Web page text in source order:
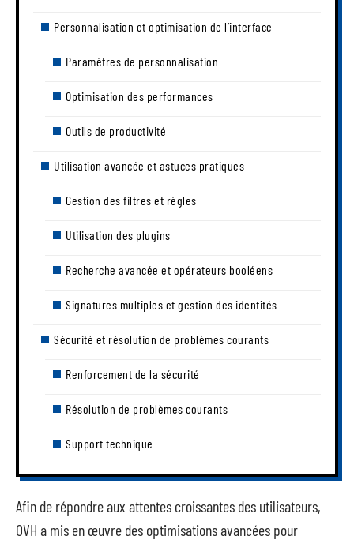
Personnalisation et optimisation de l’interface
Paramètres de personnalisation
Optimisation des performances
Outils de productivité
Utilisation avancée et astuces pratiques
Gestion des filtres et règles
Utilisation des plugins
Recherche avancée et opérateurs booléens
Signatures multiples et gestion des identités
Sécurité et résolution de problèmes courants
Renforcement de la sécurité
Résolution de problèmes courants
Support technique
Afin de répondre aux attentes croissantes des utilisateurs,
OVH a mis en œuvre des optimisations avancées pour